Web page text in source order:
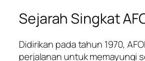
Sejarah Singkat
Didirikan pada tahun 1970,
perjalanan untuk memayungi